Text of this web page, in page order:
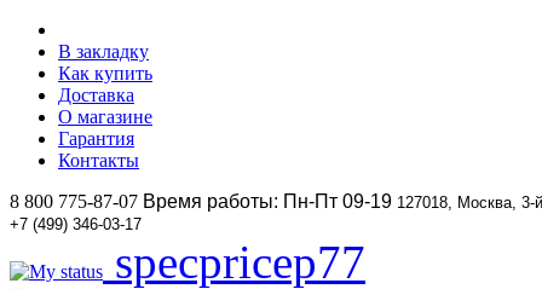
В закладку
Как купить
Доставка
О магазине
Гарантия
Контакты
8 800 775-87-07 Время работы: Пн-Пт 09-19 127018, Москва,
+7 (499) 346-03-17
specpricep77